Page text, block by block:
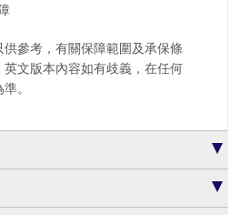
供參考，有關保障範圍及承保條
英文版本內容如有歧義，在任何
。